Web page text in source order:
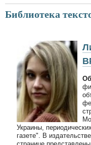
Библиотека
Украины,
газете". В